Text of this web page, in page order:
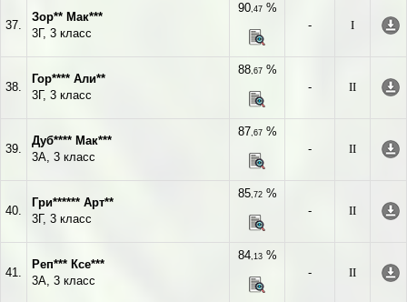
37.
Зор** Мак***
3Г, 3 класс
90,47%
-
I
38.
Гор**** Али**
3Г, 3 класс
88,67%
-
II
39.
Дуб**** Мак***
3А, 3 класс
87,67%
-
II
40.
Гри****** Арт**
3Г, 3 класс
85,72%
-
II
41.
Реп*** Ксе***
3А, 3 класс
84,13%
-
II